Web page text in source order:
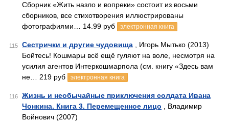
Сборник «Жить назло и вопреки» состоит из восьми
сборников, все стихотворения иллюстрированы
фотографиями… 14.99 руб
электронная книга
115 Сестрички и другие чудовища , Игорь Мытько (2013)
Бойтесь! Кошмары всё ещё гуляют на воле, несмотря на
усилия агентов Интеркошмарпола (см. книгу «Здесь вам
не… 219 руб
электронная книга
116
Жизнь и необычайные приключения солдата Ивана
Чонкина. Книга 3. Перемещенное лицо , Владимир
Войнович (2007)